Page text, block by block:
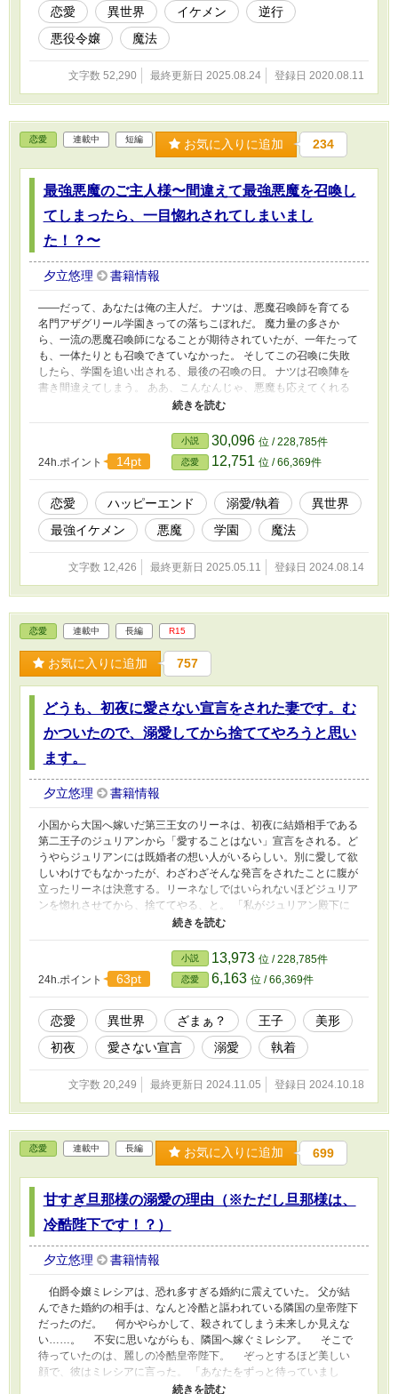
フィアは悪魔と契約する。そして、その翌日。ソフィアがリッカル
ドに恋をした、学園の入学式に戻っていた。
恋愛 異世界 イケメン
逆行
悪役令嬢
魔法
文字数 52,290 最終更新日 2025.08.24 登録日 2020.08.11
恋愛 連載中 短編 お気に入りに追加 234
最強悪魔のご主人様〜間違えて最強悪魔を召喚し
てしまったら、一目惚れされてしまいまし
た！？〜
夕立悠理 書籍情報
――だって、あなたは俺の主人だ。 ナツは、悪魔召喚師を育てる
名門アザグリール学園きっての落ちこぼれだ。 魔力量の多さか
ら、一流の悪魔召喚師になることが期待されていたが、一年たって
も、一体たりとも召喚できていなかった。 そしてこの召喚に失敗
したら、学園を追い出される、最後の召喚の日。 ナツは召喚陣を
書き間違えてしまう。 ああ、こんなんじゃ、悪魔も応えてくれる
はずもない――そう諦めかけたとき。 「俺をよんだのは、あなた
か？」 原初の悪魔と呼ばれる、最強の悪魔――アザグリールが
召喚されてしまった！？ 悪魔の召喚には大きな代償が伴う。
力が強い悪魔ならなおさら。 しかし、アザグリールは代償を求
めないばかりか、ナツに一目ぼれしたと溺愛し始め……！？ ※カ
クヨム様でも連載しています。 そちらが一番早いです。
24h.ポイント 14pt
小説 30,096 位 / 228,785件
恋愛 12,751 位 / 66,369件
恋愛 ハッピーエンド 溺愛/執着
異世界
最強イケメン
悪魔 学園 魔法
文字数 12,426 最終更新日 2025.05.11 登録日 2024.08.14
恋愛 連載中 長編 R15
お気に入りに追加 757
どうも、初夜に愛さない宣言をされた妻です。む
かついたので、溺愛してから捨ててやろうと思い
ます。
夕立悠理 書籍情報
小国から大国へ嫁いだ第三王女のリーネは、初夜に結婚相手である
第二王子のジュリアンから「愛することはない」宣言をされる。ど
うやらジュリアンには既婚者の想い人がいるらしい。別に愛して欲
しいわけでもなかったが、わざわざそんな発言をされたことに腹が
立ったリーネは決意する。リーネなしではいられないほどジュリア
ンを惚れさせてから、捨ててやる、と。 「私がジュリアン殿下に
望むことはひとつだけ。あなたを愛することを、許して欲しいので
ュリアンを溺愛するリーネ。 その思惑通り、ジュリアンは徐々
にリーネに心を傾けるようになるが……。 ※小説家になろう様に
も掲載しています
24h.ポイント 63pt
小説 13,973 位 / 228,785件
恋愛 6,163 位 / 66,369件
恋愛 異世界 ざまぁ？ 王子
美形
初夜
愛さない宣言 溺愛 執着
文字数 20,249 最終更新日 2024.11.05 登録日 2024.10.18
恋愛 連載中 長編 お気に入りに追加 699
甘すぎ旦那様の溺愛の理由（※ただし旦那様は、
冷酷陛下です！？）
夕立悠理 書籍情報
伯爵令嬢ミレシアは、恐れ多すぎる婚約に震えていた。 父が結
んできた婚約の相手は、なんと冷酷と謳われている隣国の皇帝陛下
だったのだ。 何かやらかして、殺されてしまう未来しか見えな
い……。 不安に思いながらも、隣国へ嫁ぐミレシア。 そこで
待っていたのは、麗しの冷酷皇帝陛下。 ぞっとするほど美しい
顔で、彼はミレシアに言った。 「あなたをずっと待っていまし
た」 「……え？」 「だって、下僕が主を待つのは当然でしょ